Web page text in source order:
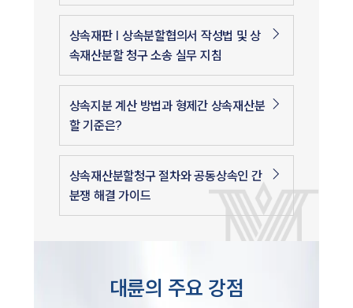
상속재판 | 상속분할협의서 작성법 및 상
속재산분할 청구 소송 실무 지침
상속지분 계산 방법과 형제간 상속재산분
할 기준은?
상속재산분할청구 절차와 공동상속인 간
분쟁 해결 가이드
대륜의 주요 강점